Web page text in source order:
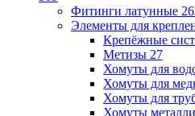
Фитинги латунные
Элементы для
Крепёжные
Метизы 27
Хомуты для
Хомуты для
Хомуты для
Хомуты